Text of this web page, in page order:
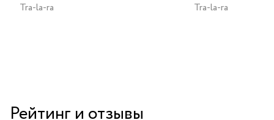
Tra-la-ra Tra-la-ra
Рейтинг и отзывы